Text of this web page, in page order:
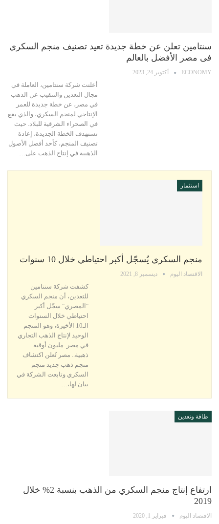
سنتامين تعلن عن خطة جديدة تعيد تصنيف منجم السكري
فى مصر الأفضل بالعالم
ECONOMY أكتوبر 24, 2023
أعلنت شركة سنتامين، العاملة في
مجال التعدين والتنقيب عن الذهب
في مصر، عن خطة جديدة للعمر
الإنتاجي لمنجم السكري، والذي يقع
في الصحراء الشرقية للبلاد. حيث
تستهدف الخطة الجديدة، إعادة
تصنيف المنجم، كأحد أفضل الأصول
الذهبية في إنتاج الذهب على…
استثمار
منجم السكري يُسجّل أكبر احتياطي خلال 10 سنوات
الاقتصاد اليوم ديسمبر 8, 2021
كشفت شركة سنتامين
للتعدين، أن منجم السكري
"المصري" سجّل أكبر
احتياطي خلال السنوات
الـ10 الأخيرة، وهو المنجم
الوحيد لإنتاج الذهب التجاري
في مصر. مليون أوقية
ذهبية.. مصر تُعلن اكتشاف
منجم ذهب جديد منجم
السكري وتابعت الشركة في
بيان لها،…
طاقة وتعدين
ارتفاع إنتاج منجم السكري من الذهب بنسبة 2% خلال
2019
الاقتصاد اليوم فبراير 1, 2020